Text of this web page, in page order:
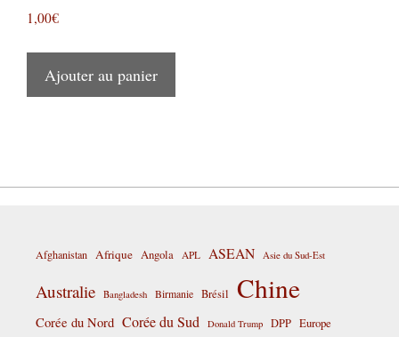
1,00€
Ajouter au panier
Afghanistan Afrique Angola APL ASEAN Asie du Sud-Est
Australie Bangladesh Birmanie Brésil Chine
Corée du Nord Corée du Sud Donald Trump DPP Europe